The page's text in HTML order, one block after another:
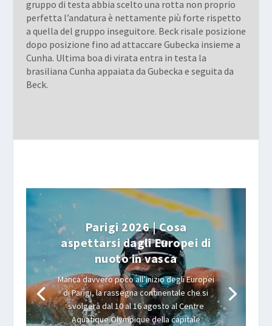
gruppo di testa abbia scelto una rotta non proprio
perfetta l’andatura è nettamente più forte rispetto
a quella del gruppo inseguitore. Beck risale posizione
dopo posizione fino ad attaccare Gubecka insieme a
Cunha. Ultima boa di virata entra in testa la
brasiliana Cunha appaiata da Gubecka e seguita da
Beck.
Parigi 2026 | Cosa
aspettarsi dagli Europei di
nuoto in vasca
Manca davvero poco all’inizio degli Europei
di Parigi, la rassegna continentale che si
svolgerà dal 10 al 16 agosto al Centre
Aquatique Olympique della capitale